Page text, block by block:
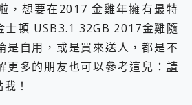
，想要在2017 金雞年擁有最特
士頓 USB3.1 32GB 2017金雞隨
是自用，或是買來送人，都是不
多的朋友也可以參考這兒： 請
！